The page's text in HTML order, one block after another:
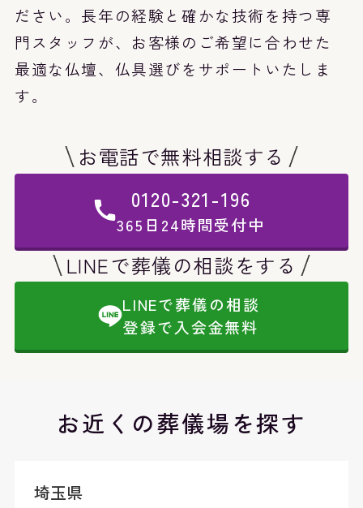
ださい。長年の経験と確かな技術を持つ専
門スタッフが、お客様のご希望に合わせた
最適な仏壇、仏具選びをサポートいたしま
す。
お電話で無料相談する
0120-321-196
365日24時間受付中
LINEで葬儀の相談をする
LINEで葬儀の相談
登録で入会金無料
お近くの葬儀場を探す
埼玉県